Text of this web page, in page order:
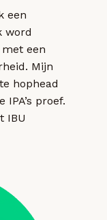
een
word
een
Mijn
hophead
proef.
IBU